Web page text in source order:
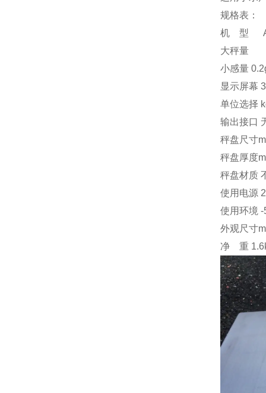
规格表：
机 型
大秤
小感量
显示屏幕
单位选择
输出接口
秤盘尺寸
秤盘厚度
秤盘材质
使用电源
使用环境
外观尺寸
净 重